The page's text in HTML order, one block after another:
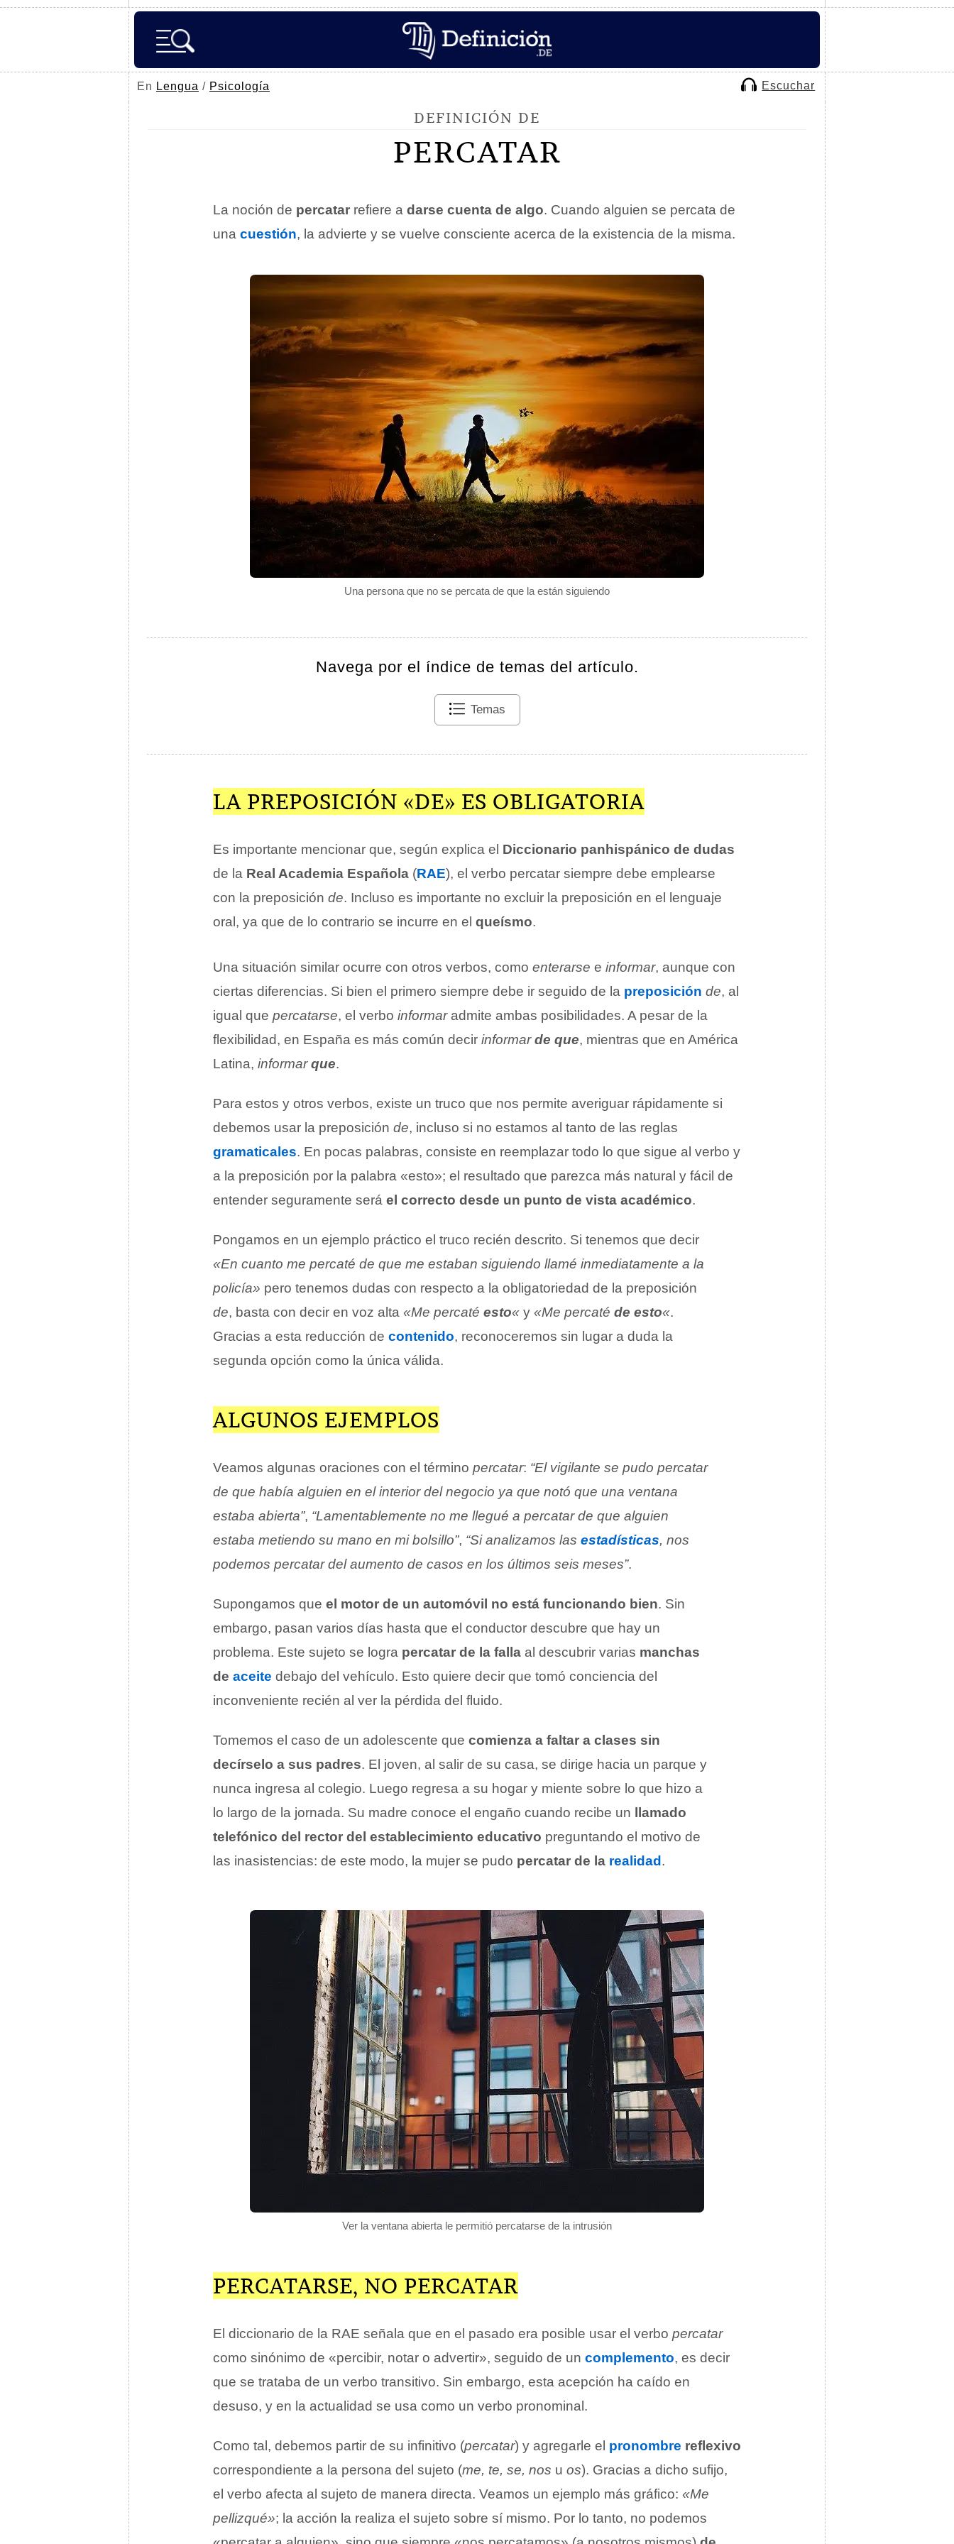
En Lengua / Psicología Escuchar
DEFINICIÓN DE
PERCATAR
Una persona que no se percata de que la están siguiendo
La noción de percatar refiere a darse cuenta de algo. Cuando alguien se percata de
una cuestión, la advierte y se vuelve consciente acerca de la existencia de la misma.
Navega por el índice de temas del artículo.
Temas
LA PREPOSICIÓN «DE» ES OBLIGATORIA
Es importante mencionar que, según explica el Diccionario panhispánico de dudas
de la Real Academia Española (RAE), el verbo percatar siempre debe emplearse
con la preposición de. Incluso es importante no excluir la preposición en el lenguaje
oral, ya que de lo contrario se incurre en el queísmo.
Una situación similar ocurre con otros verbos, como enterarse e informar, aunque con
ciertas diferencias. Si bien el primero siempre debe ir seguido de la preposición de, al
igual que percatarse, el verbo informaradmite ambas posibilidades. A pesar de la
flexibilidad, en España es más común decir informarde que, mientras que en América
Latina, informarque.
Para estos y otros verbos, existe un truco que nos permite averiguar rápidamente si
debemos usar la preposición de, incluso si no estamos al tanto de las reglas
gramaticales. En pocas palabras, consiste en reemplazar todo lo que sigue al verbo y
a la preposición por la palabra «esto»; el resultado que parezca más natural y fácil de
entender seguramente será el correcto desde un punto de vista académico.
Pongamos en un ejemplo práctico el truco recién descrito. Si tenemos que decir
«En cuanto me percaté de que me estaban siguiendo llamé inmediatamente a la
policía» pero tenemos dudas con respecto a la obligatoriedad de la preposición
de, basta con decir en voz alta «Me percaté esto« y «Me percaté de esto«.
Gracias a esta reducción de contenido, reconoceremos sin lugar a duda la
segunda opción como la única válida.
ALGUNOS EJEMPLOS
Veamos algunas oraciones con el término percatar: “El vigilante se pudo percatar
de que había alguien en el interior del negocio ya que notó que una ventana
estaba abierta”, “Lamentablemente no me llegué a percatar de que alguien
estaba metiendo su mano en mi bolsillo”, “Si analizamos las estadísticas, nos
podemos percatar del aumento de casos en los últimos seis meses”.
Supongamos que el motor de un automóvil no está funcionando bien. Sin
embargo, pasan varios días hasta que el conductor descubre que hay un
problema. Este sujeto se logra percatar de la falla al descubrir varias manchas
de aceite debajo del vehículo. Esto quiere decir que tomó conciencia del
inconveniente recién al ver la pérdida del fluido.
Tomemos el caso de un adolescente que comienza a faltar a clases sin
decírselo a sus padres. El joven, al salir de su casa, se dirige hacia un parque y
nunca ingresa al colegio. Luego regresa a su hogar y miente sobre lo que hizo a
lo largo de la jornada. Su madre conoce el engaño cuando recibe un
llamado
telefónico del rector del establecimiento educativo preguntando el motivo de
las inasistencias: de este modo, la mujer se pudo percatar de la realidad .
Ver la ventana abierta le permitió percatarse de la intrusión
PERCATARSE, NO PERCATAR
El diccionario de la RAE señala que en el pasado era posible usar el verbo percatar
como sinónimo de «percibir, notar o advertir», seguido de un complemento, es decir
que se trataba de un verbo transitivo. Sin embargo, esta acepción ha caído en
desuso, y en la actualidad se usa como un verbo pronominal.
Como tal, debemos partir de su infinitivo (percatar) y agregarle el pronombre reflexivo
correspondiente a la persona del sujeto (me, te, se, nos u os). Gracias a dicho sufijo,
el verbo afecta al sujeto de manera directa. Veamos un ejemplo más gráfico: «Me
pellizqué»; la acción la realiza el sujeto sobre sí mismo. Por lo tanto, no podemos